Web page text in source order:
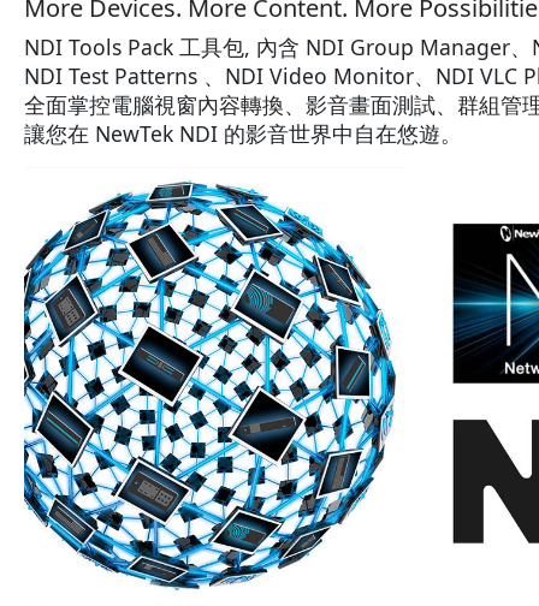
More Devices. More Content. More
NDI Tools Pack 工具包, 內含 NDI Group Manager
NDI Test Patterns 、NDI Video Monitor、NDI VLC
全面掌控電腦視窗內容轉換、影音畫面測試、群組管
讓您在 NewTek NDI 的影音世界中自在悠遊。